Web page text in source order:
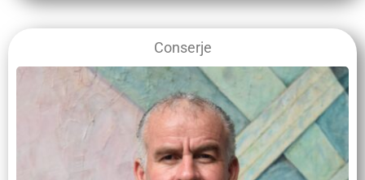
Conserje